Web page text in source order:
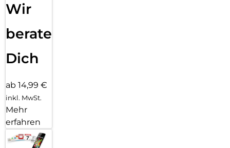
Wir
beraten
Dich
ab 14,99 €
inkl. MwSt.
Mehr
erfahren